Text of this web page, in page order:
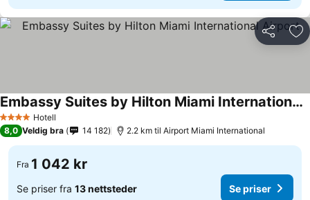
Del
4 StjernerHotell
Embassy Suites by Hilton Miami International Airport
8,0 Veldig bra 14 182 2.2 km til Airport Miami International
Fra 1 042 kr
Se priser fra 13 nettsteder Se priser